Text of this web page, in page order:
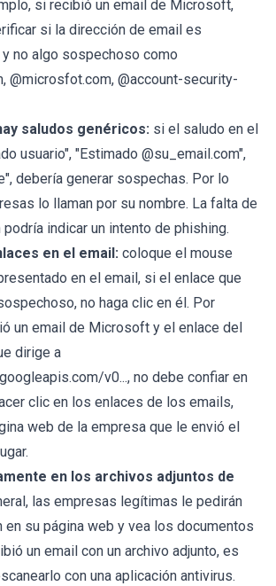
si recibió un email de Microsoft,
si la dirección de email es
no algo sospechoso como
@microsfot.com, @account-security-
saludos genéricos: si el saludo en el
usuario", "Estimado @su_email.com",
debería generar sospechas. Por lo
lo llaman por su nombre. La falta de
indicar un intento de phishing.
en el email: coloque el mouse
en el email, si el enlace que
no haga clic en él. Por
un email de Microsoft y el enlace del
dirige a
v0..., no debe confiar en
clic en los enlaces de los emails,
web de la empresa que le envió el
en los archivos adjuntos de
las empresas legítimas le pedirán
su página web y vea los documentos
un email con un archivo adjunto, es
con una aplicación antivirus.